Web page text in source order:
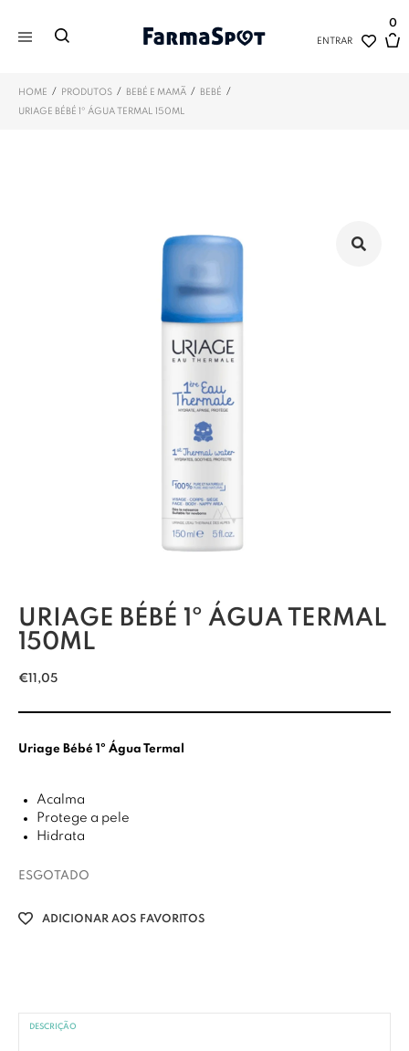
ENTRAR
0
HOME / PRODUTOS / BEBÉ E MAMÃ / BEBÉ /
URIAGE BÉBÉ 1º ÁGUA TERMAL 150ML
URIAGE BÉBÉ 1º ÁGUA TERMAL
150ML
€11,05
Uriage Bébé 1º Água Termal
Acalma
Protege a pele
Hidrata
ESGOTADO
ADICIONAR AOS FAVORITOS
DESCRIÇÃO